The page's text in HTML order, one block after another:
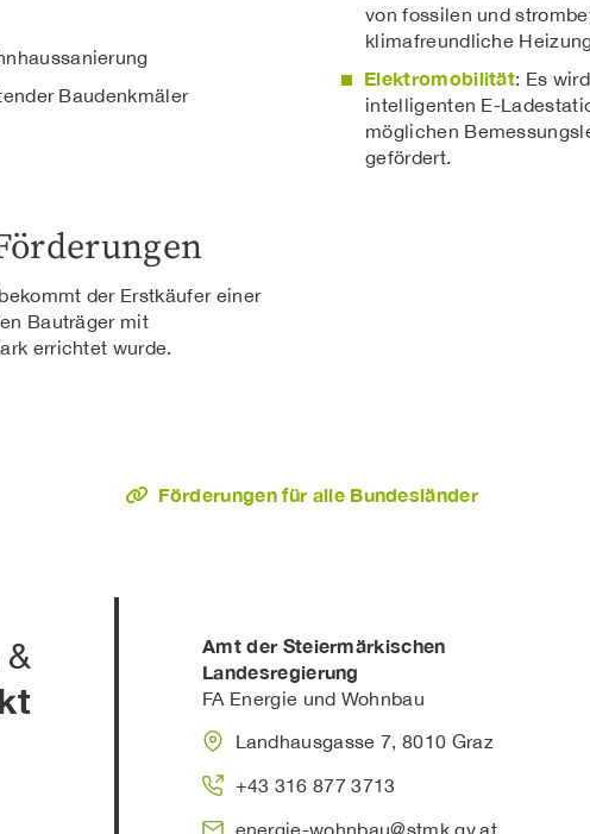
Baudenkmäler
der Erstkäufer einer
Bauträger mit
errichtet wurde.
von fossilen und
klimafreundliche
Elektromobilität: Es
intelligenten E-
möglichen
gefördert.
Förderungen für alle Bundesländer
Amt der Steiermärkischen
Landesregierung
FA Energie und Wohnbau
Landhausgasse 7, 8010 Graz
+43 316 877 3713